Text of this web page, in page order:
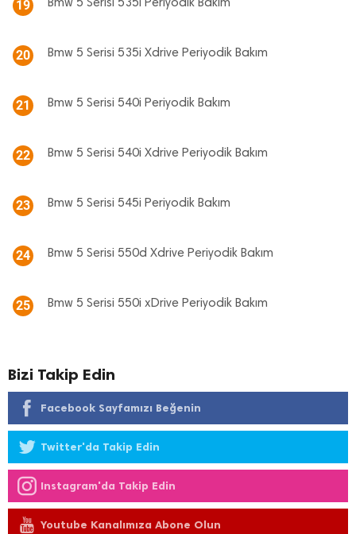
19 Bmw 5 Serisi 535i Periyodik Bakım
20 Bmw 5 Serisi 535i Xdrive Periyodik Bakım
21 Bmw 5 Serisi 540i Periyodik Bakım
22 Bmw 5 Serisi 540i Xdrive Periyodik Bakım
23 Bmw 5 Serisi 545i Periyodik Bakım
24 Bmw 5 Serisi 550d Xdrive Periyodik Bakım
25 Bmw 5 Serisi 550i xDrive Periyodik Bakım
Bizi Takip Edin
Facebook Sayfamızı Beğenin
Twitter'da Takip Edin
Instagram'da Takip Edin
Youtube Kanalımıza Abone Olun